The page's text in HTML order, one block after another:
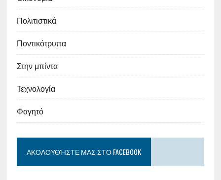
Πολιτιστικά
Ποντικότρυπα
Στην μπίντα
Τεχνολογία
Φαγητό
ΑΚΟΛΟΥΘΉΣΤΕ ΜΑΣ ΣΤΟ FACEBOOK